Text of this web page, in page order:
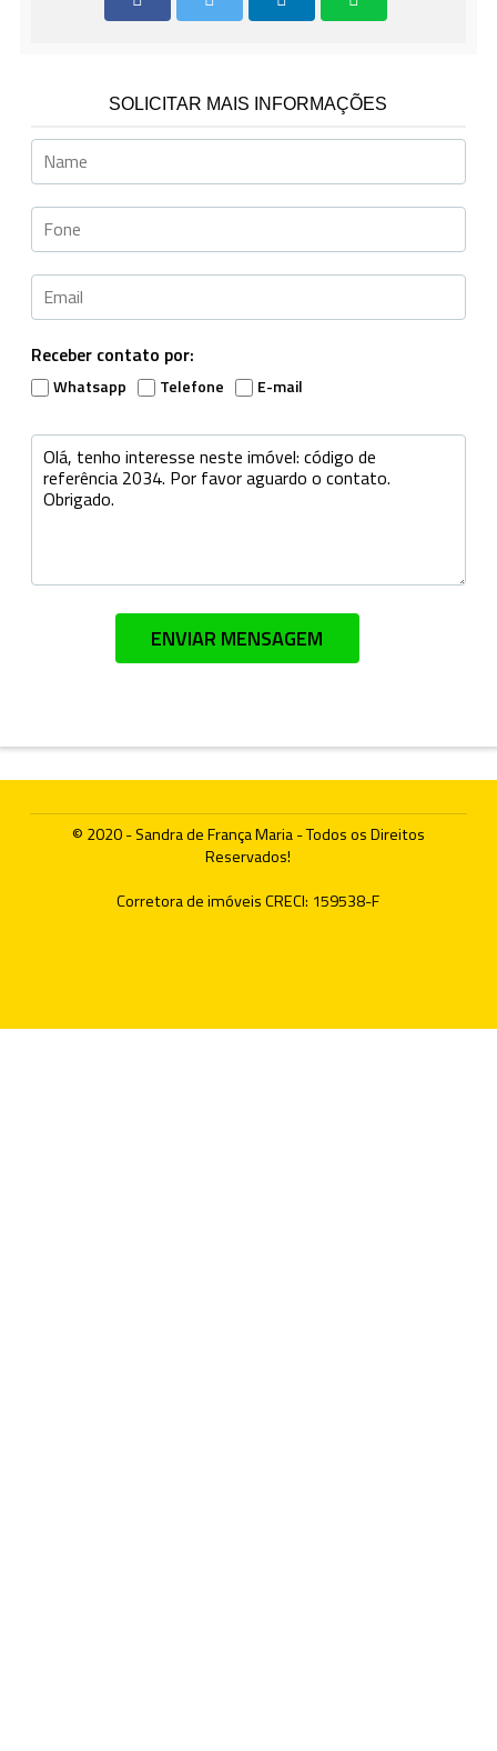
SOLICITAR MAIS INFORMAÇÕES
Receber contato por:
Whatsapp Telefone E-mail
© 2020 - Sandra de França Maria - Todos os Direitos
Reservados!
Corretora de imóveis CRECI: 159538-F